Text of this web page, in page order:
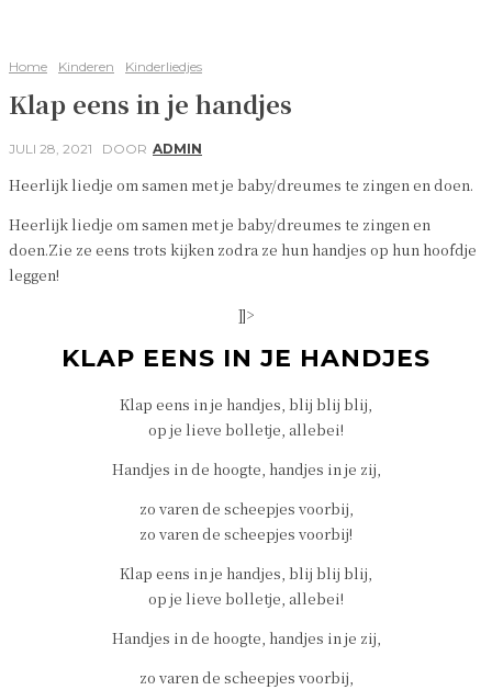
Home Kinderen Kinderliedjes
Klap eens in je handjes
JULI 28, 2021 DOOR ADMIN
Heerlijk liedje om samen met je baby/dreumes te zingen en doen.
Heerlijk liedje om samen met je baby/dreumes te zingen en
doen.Zie ze eens trots kijken zodra ze hun handjes op hun hoofdje
leggen!
]]>
KLAP EENS IN JE HANDJES
Klap eens in je handjes, blij blij blij,
op je lieve bolletje, allebei!
Handjes in de hoogte, handjes in je zij,
zo varen de scheepjes voorbij,
zo varen de scheepjes voorbij!
Klap eens in je handjes, blij blij blij,
op je lieve bolletje, allebei!
Handjes in de hoogte, handjes in je zij,
zo varen de scheepjes voorbij,